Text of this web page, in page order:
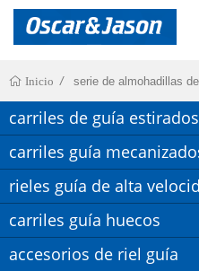
Inicio serie de almohadillas
carriles de guía
carriles guía
rieles guía de alta
carriles guía huecos
accesorios de riel guía